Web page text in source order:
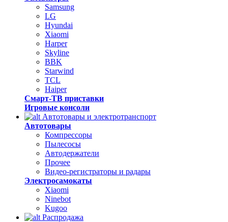
Samsung
LG
Hyundai
Xiaomi
Harper
Skyline
BBK
Starwind
TCL
Haiper
Смарт-ТВ приставки
Игровые консоли
Автотовары и электротранспорт
Автотовары
Компрессоры
Пылесосы
Автодержатели
Прочее
Видео-регистраторы и радары
Электросамокаты
Xiaomi
Ninebot
Kugoo
Распродажа